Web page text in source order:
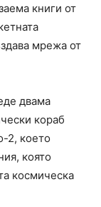
книги от
мрежа от
двама
кораб
2, което
която
космическа